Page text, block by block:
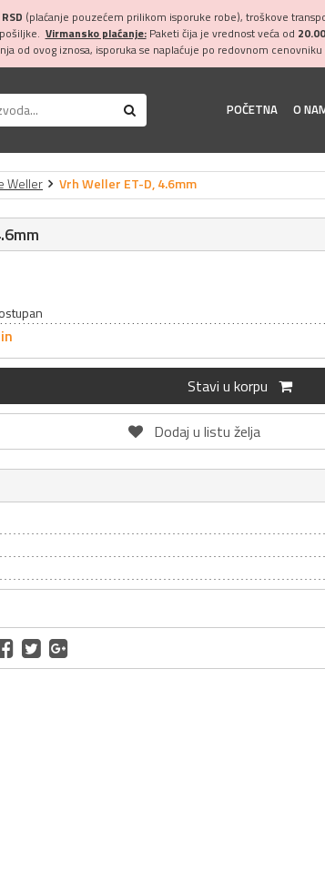
(plaćanje pouzećem prilikom isporuke robe), troškove
Virmansko plaćanje:Paketi čija je vrednost veća od
od ovog iznosa, isporuka se naplaćuje po redovnom
POČETNA O
Weller Vrh Weller ET-D, 4.6mm
Stavi u korpu
Dodaj u listu želja